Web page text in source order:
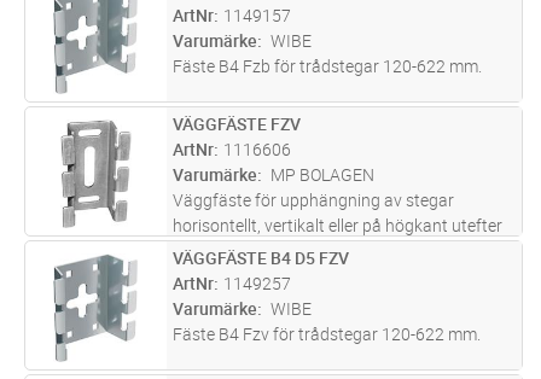
böjer ner. Maxlast = 80 kg. Brottlast = 1,7 ggr
maxlast.
ArtNr 1149157
Varumärke
WIBE
Fäste B4 Fzb för trådstegar 120-622 mm.
ST Lägg i kundvagn
VÄGGFÄSTE FZV
ArtNr 1116606
Varumärke
MP BOLAGEN
Väggfäste för upphängning av stegar
horisontellt, vertikalt eller på högkant utefter
väggar. Främst avsedd för bredderna 75 och
120 mm.
ST Lägg i kundvagn
VÄGGFÄSTE B4 D5 FZV
ArtNr 1149257
Varumärke
WIBE
Fäste B4 Fzv för trådstegar 120-622 mm.